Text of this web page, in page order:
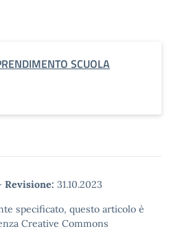
SCUOLA
Revisione: 31.10.2023
specificato, questo articolo è
Creative Commons